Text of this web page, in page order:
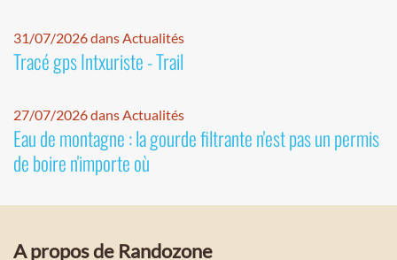
31/07/2026 dans Actualités
Tracé gps Intxuriste - Trail
27/07/2026 dans Actualités
Eau de montagne : la gourde filtrante n'est pas un permis
de boire n'importe où
A propos de Randozone